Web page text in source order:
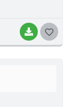
BAIXAR